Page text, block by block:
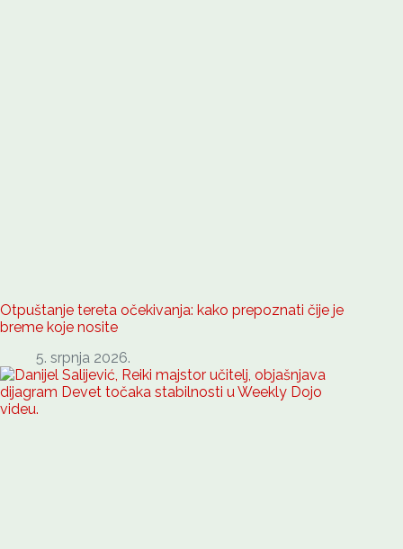
Otpuštanje tereta očekivanja: kako prepoznati čije je
breme koje nosite
5. srpnja 2026.